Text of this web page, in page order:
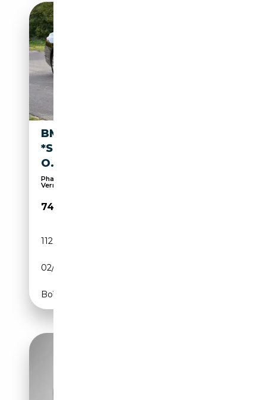
BMW 740 D XDRIVE
*STHZ*GD*SOFT-C*MIETKAUF
O.SCHUFA
Phares laser, Caméra d'aide au stationnement,
Verr...
74 900€
112 500 km
02/2022
Boîte automatique